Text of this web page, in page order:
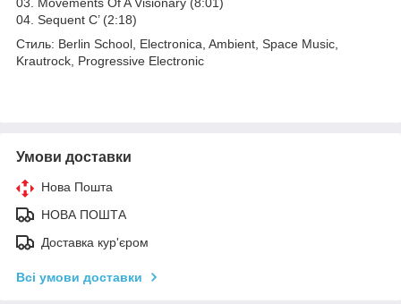
04. Sequent C’ (2:18)
Стиль: Berlin School, Electronica, Ambient, Space Music,
Krautrock, Progressive Electronic
Умови доставки
Нова Пошта
НОВА ПОШТА
Доставка кур'єром
Всі умови доставки